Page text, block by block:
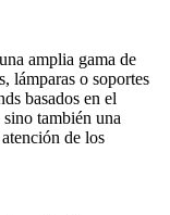
amplia gama de
lámparas o soportes
basados en el
también una
de los